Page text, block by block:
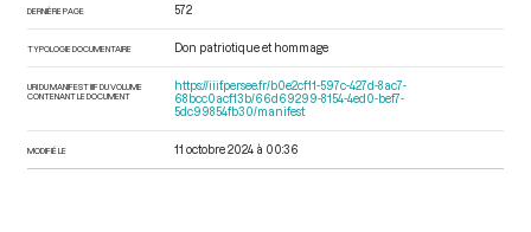
DERNIÈRE PAGE 572
TYPOLOGIE DOCUMENTAIRE Don patriotique et hommage
URI DU MANIFEST IIIF DU VOLUME
CONTENANT LE DOCUMENT
https://iiif.persee.fr/b0e2cf11-597c-427d-8ac7-
68bcc0acf13b/66d69299-8154-4ed0-bef7-
5dc99854fb30/manifest
MODIFIÉ LE 11 octobre 2024 à 00:36